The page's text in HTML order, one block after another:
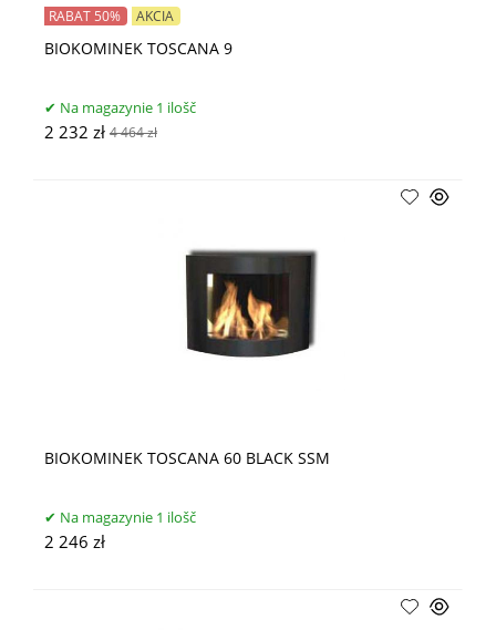
BIOKOMINEK TOSCANA 9
RABAT 50% AKCIA
Na magazynie 1 ilošč
2 232 zł 4 464 zł
BIOKOMINEK TOSCANA 60 BLACK SSM
Na magazynie 1 ilošč
2 246 zł